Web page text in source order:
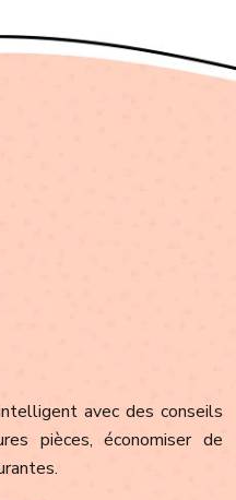
avec des conseils
pièces, économiser de